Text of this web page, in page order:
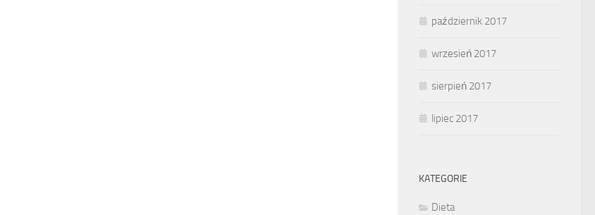
październik 2017
wrzesień 2017
sierpień 2017
lipiec 2017
KATEGORIE
Dieta